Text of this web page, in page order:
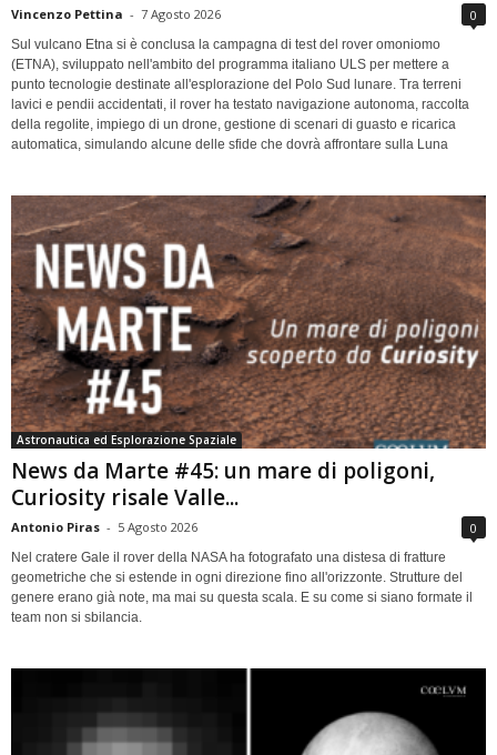
Vincenzo Pettina - 7 Agosto 2026 0
Sul vulcano Etna si è conclusa la campagna di test del rover omoniomo
(ETNA), sviluppato nell'ambito del programma italiano ULS per mettere a
punto tecnologie destinate all'esplorazione del Polo Sud lunare. Tra terreni
lavici e pendii accidentati, il rover ha testato navigazione autonoma, raccolta
della regolite, impiego di un drone, gestione di scenari di guasto e ricarica
automatica, simulando alcune delle sfide che dovrà affrontare sulla Luna
Astronautica ed Esplorazione Spaziale
News da Marte #45: un mare di poligoni,
Curiosity risale Valle...
Antonio Piras - 5 Agosto 2026 0
Nel cratere Gale il rover della NASA ha fotografato una distesa di fratture
geometriche che si estende in ogni direzione fino all'orizzonte. Strutture del
genere erano già note, ma mai su questa scala. E su come si siano formate il
team non si sbilancia.